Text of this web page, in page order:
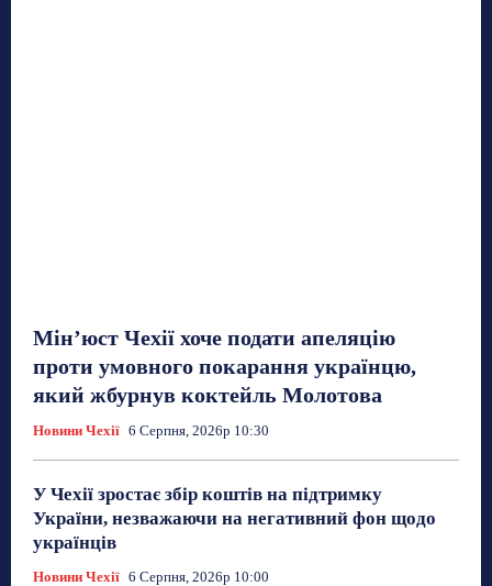
Мін’юст Чехії хоче подати апеляцію
проти умовного покарання українцю,
який жбурнув коктейль Молотова
Новини Чехії 6 Серпня, 2026р 10:30
У Чехії зростає збір коштів на підтримку
України, незважаючи на негативний фон щодо
українців
Новини Чехії 6 Серпня, 2026р 10:00